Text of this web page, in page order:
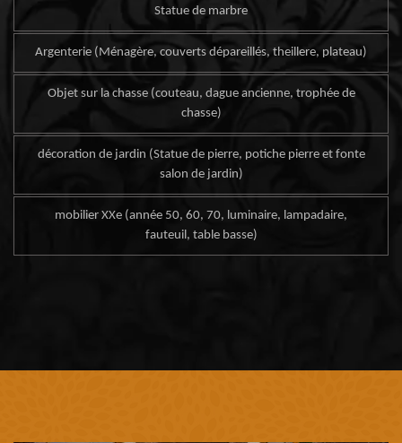
Statue de marbre
Argenterie (Ménagère, couverts dépareillés, theillere, plateau)
Objet sur la chasse (couteau, dague ancienne, trophée de
chasse)
décoration de jardin (Statue de pierre, potiche pierre et fonte
salon de jardin)
mobilier XXe (année 50, 60, 70, luminaire, lampadaire,
fauteuil, table basse)